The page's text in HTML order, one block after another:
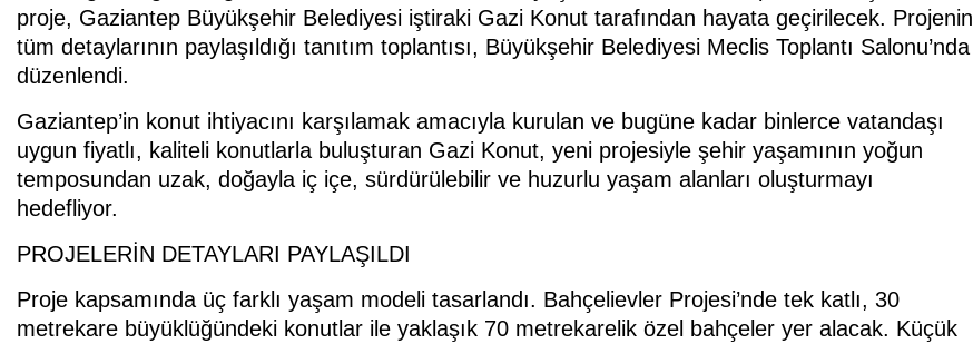
proje, Gaziantep Büyükşehir Belediyesi iştiraki Gazi Konut tarafından hayata geçirilecek. Projenin
tüm detaylarının paylaşıldığı tanıtım toplantısı, Büyükşehir Belediyesi Meclis Toplantı Salonu’nda
düzenlendi.
Gaziantep’in konut ihtiyacını karşılamak amacıyla kurulan ve bugüne kadar binlerce vatandaşı
uygun fiyatlı, kaliteli konutlarla buluşturan Gazi Konut, yeni projesiyle şehir yaşamının yoğun
temposundan uzak, doğayla iç içe, sürdürülebilir ve huzurlu yaşam alanları oluşturmayı
hedefliyor.
PROJELERİN DETAYLARI PAYLAŞILDI
Proje kapsamında üç farklı yaşam modeli tasarlandı. Bahçelievler Projesi’nde tek katlı, 30
metrekare büyüklüğündeki konutlar ile yaklaşık 70 metrekarelik özel bahçeler yer alacak. Küçük